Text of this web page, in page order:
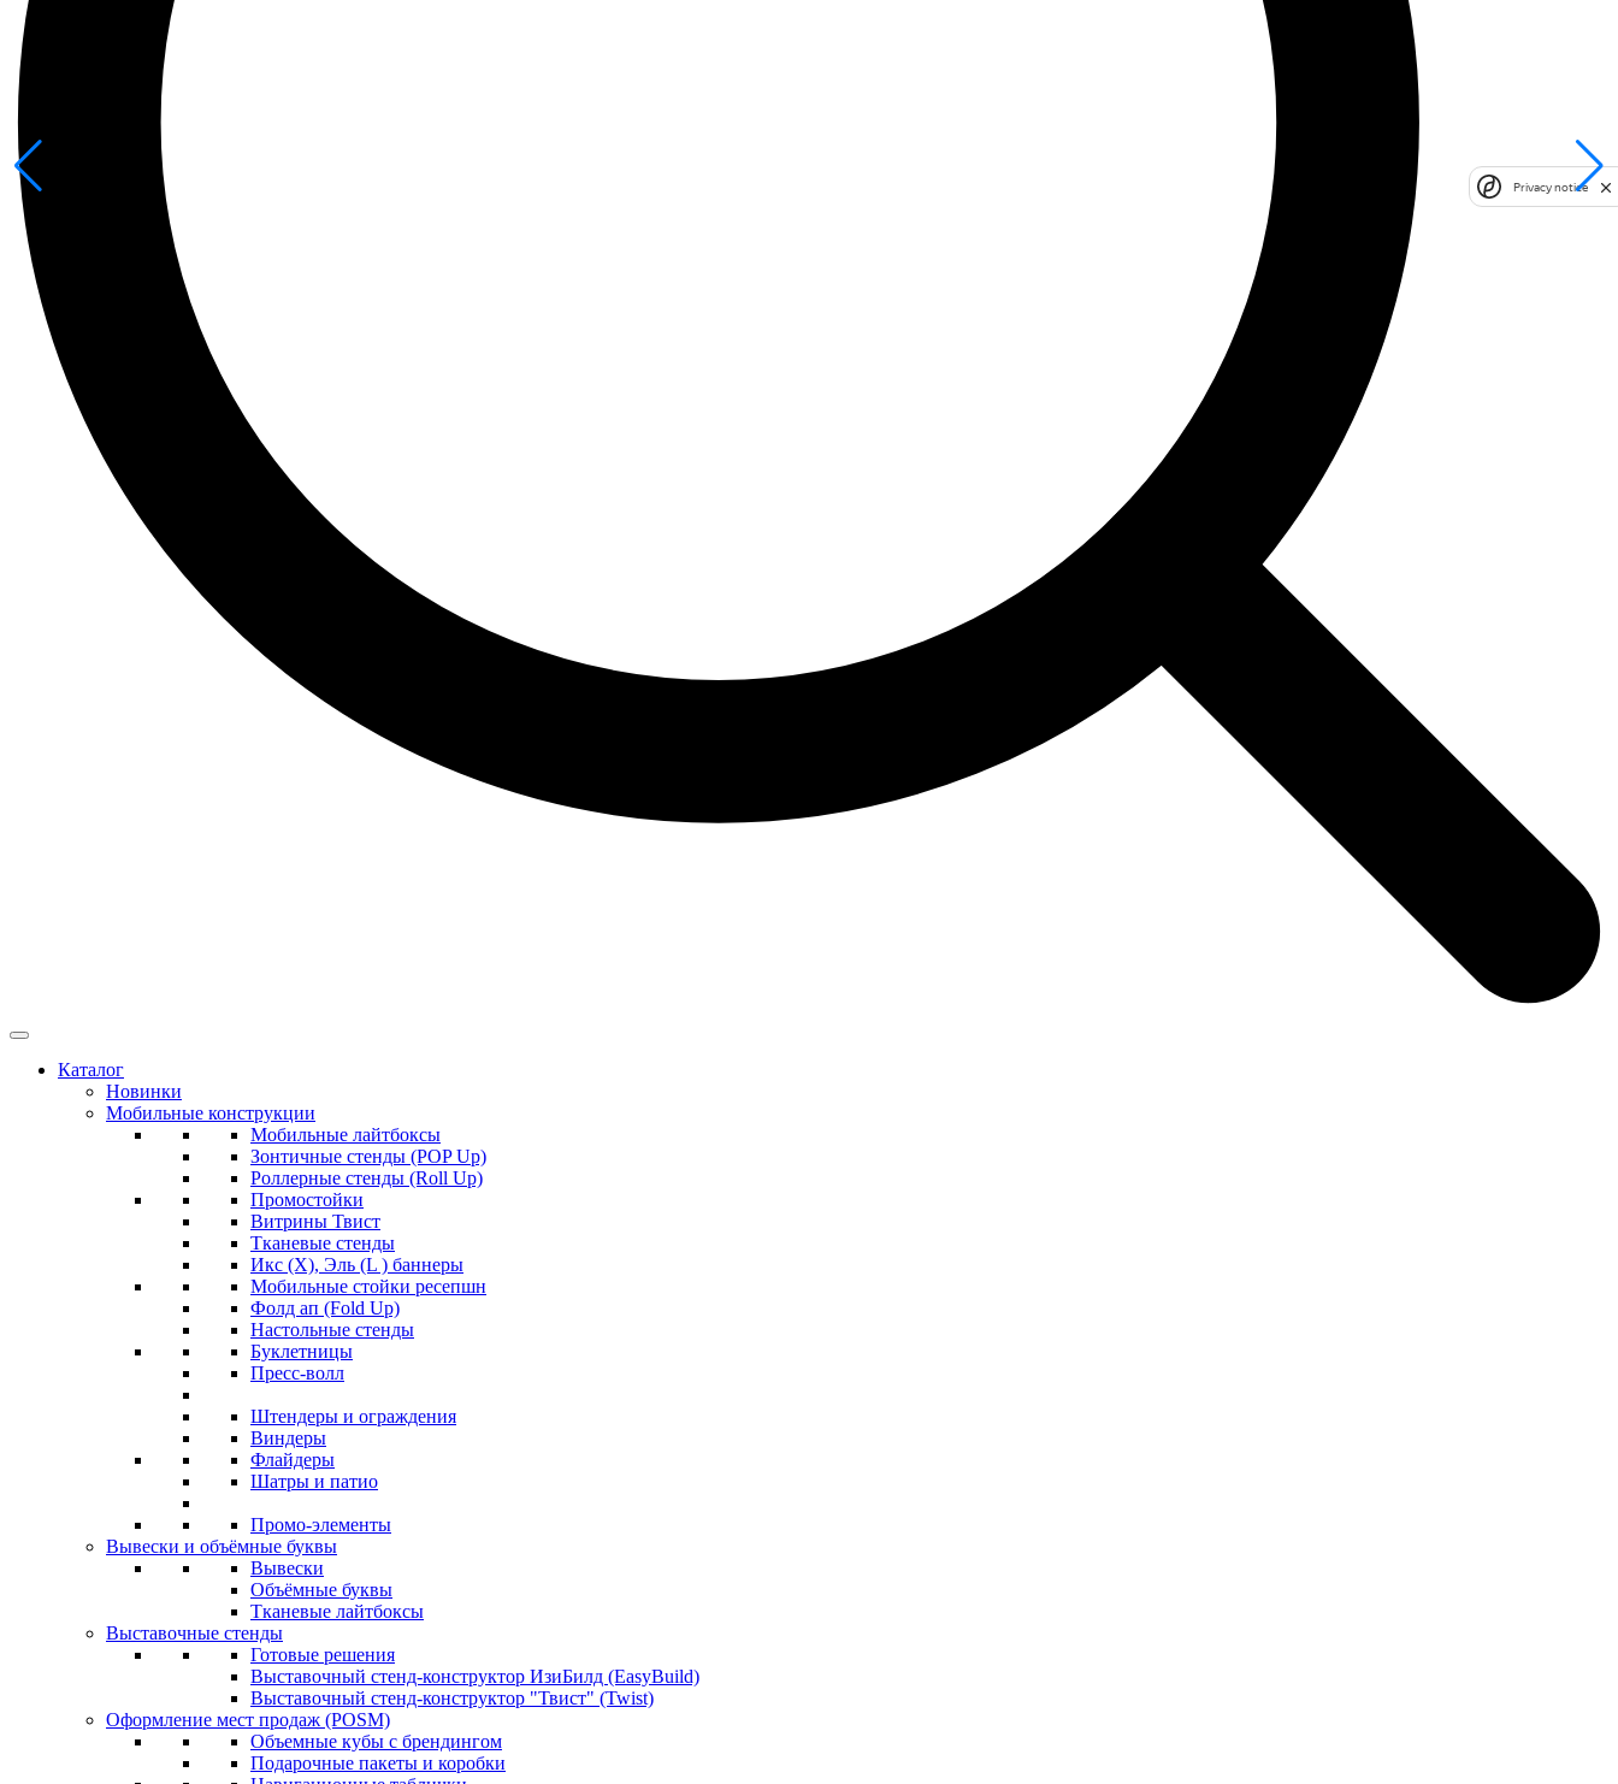
Каталог
Новинки
Мобильные конструкции
Мобильные лайтбоксы
Зонтичные стенды (POP Up)
Роллерные стенды (Roll Up)
Промостойки
Витрины Твист
Тканевые стенды
Икс (X), Эль (L ) баннеры
Мобильные стойки ресепшн
Фолд ап (Fold Up)
Настольные стенды
Буклетницы
Пресс-волл
Штендеры и ограждения
Виндеры
Флайдеры
Шатры и патио
Промо-элементы
Вывески и объёмные буквы
Вывески
Объёмные буквы
Тканевые лайтбоксы
Выставочные стенды
Готовые решения
Выставочный стенд-конструктор ИзиБилд (EasyBuild)
Выставочный стенд-конструктор "Твист" (Twist)
Оформление мест продаж (POSM)
Объемные кубы с брендингом
Подарочные пакеты и коробки
Privacy notice